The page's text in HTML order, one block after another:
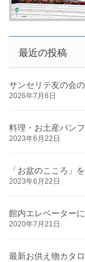
最近の投稿
サンセリテ友の会
2026年7月6日
料理・お土産パン
2023年6月22日
「お盆のこころ」
2023年6月22日
館内エレベーター
2020年7月21日
最新お供え物カタ